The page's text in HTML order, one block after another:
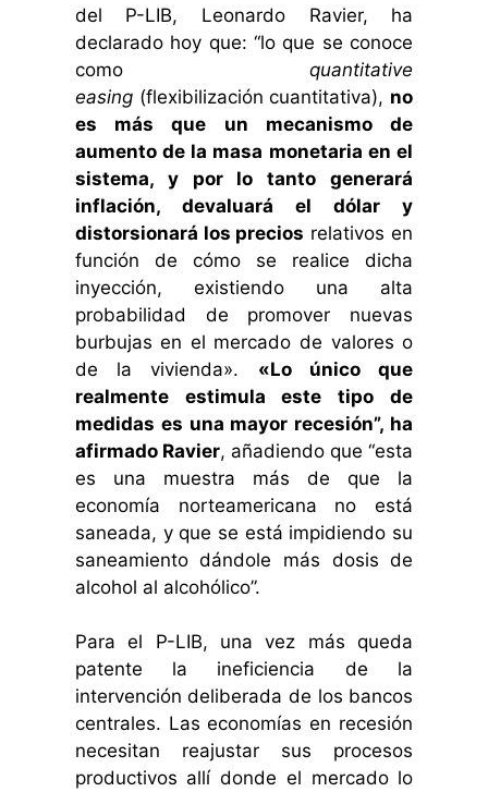
del P-LIB, Leonardo Ravier, ha
declarado hoy que: “lo que se conoce
comoquantitative
easing(flexibilización cuantitativa), no
es más que un mecanismo de
aumento de la masa monetaria en el
sistema, y por lo tanto generará
inflación, devaluará el dólar y
distorsionará los precios relativos en
función de cómo se realice dicha
inyección, existiendo una alta
probabilidad de promover nuevas
burbujas en el mercado de valores o
de la vivienda». «Lo único que
realmente estimula este tipo de
medidas es una mayor recesión”, ha
afirmado Ravier, añadiendo que “esta
es una muestra más de que la
economía norteamericana no está
saneada, y que se está impidiendo su
saneamiento dándole más dosis de
alcohol al alcohólico”.
Para el P-LIB, una vez más queda
patente la ineficiencia de la
intervención deliberada de los bancos
centrales. Las economías en recesión
necesitan reajustar sus procesos
productivos allí donde el mercado lo